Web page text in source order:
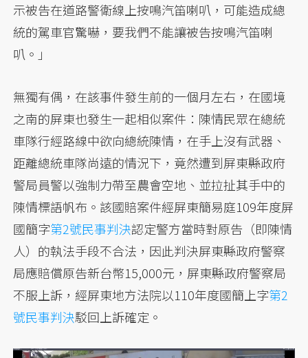
示被告在道路警衛線上按鳴汽笛喇叭，可能造成總
統的駕車官驚嚇，要我們不能讓被告按鳴汽笛喇
叭。」
無獨有偶，在該事件發生前的一個月左右，在國境
之南的屏東也發生一起相似案件：陳情民眾在總統
車隊行經路線中欲向總統陳情，在手上沒有武器、
距離總統車隊尚遠的情況下，竟然遭到屏東縣政府
警局員警以強制力帶至農會空地、並拉扯其手中的
陳情標語帆布。該國賠案件經屏東簡易庭109年度屏
國簡字第2號民事判決認定警方當時對原告（即陳情
人）的執法手段不合法，因此判決屏東縣政府警察
局應賠償原告新台幣15,000元，屏東縣政府警察局
不服上訴，經屏東地方法院以110年度國簡上字第2
號民事判決駁回上訴確定。